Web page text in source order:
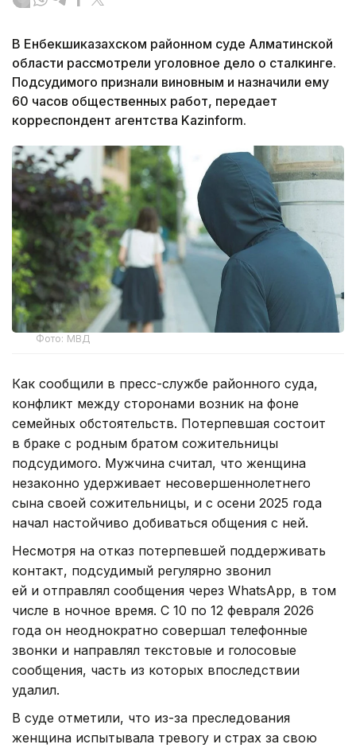
В Енбекшиказахском районном суде Алматинской
области рассмотрели уголовное дело о сталкинге.
Подсудимого признали виновным и назначили ему
60 часов общественных работ, передает
корреспондент агентства Kazinform.
Фото: МВД
Как сообщили в пресс-службе районного суда,
конфликт между сторонами возник на фоне
семейных обстоятельств. Потерпевшая состоит
в браке с родным братом сожительницы
подсудимого. Мужчина считал, что женщина
незаконно удерживает несовершеннолетнего
сына своей сожительницы, и с осени 2025 года
начал настойчиво добиваться общения с ней.
Несмотря на отказ потерпевшей поддерживать
контакт, подсудимый регулярно звонил
ей и отправлял сообщения через WhatsApp, в том
числе в ночное время. С 10 по 12 февраля 2026
года он неоднократно совершал телефонные
звонки и направлял текстовые и голосовые
сообщения, часть из которых впоследствии
удалил.
В суде отметили, что из-за преследования
женщина испытывала тревогу и страх за свою